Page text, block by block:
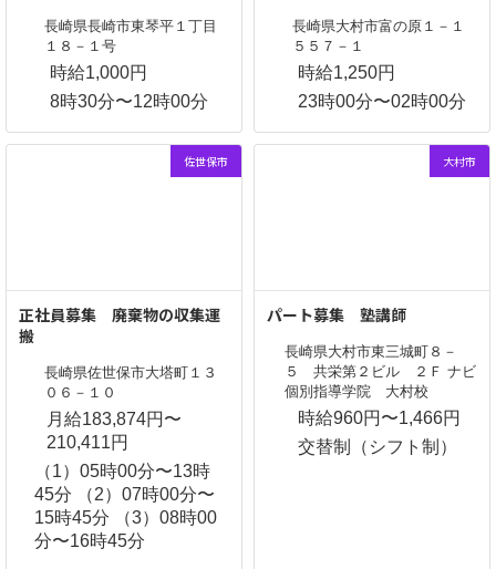
長崎県長崎市東琴平１丁目
１８－１号
時給1,000円
8時30分〜12時00分
長崎県大村市富の原１－１
５５７－１
時給1,250円
23時00分〜02時00分
佐世保市
正社員募集 廃棄物の収集運
搬
長崎県佐世保市大塔町１３
０６－１０
月給183,874円〜
210,411円
（1）05時00分〜13時
45分 （2）07時00分〜
15時45分 （3）08時00
分〜16時45分
大村市
パート募集 塾講師
長崎県大村市東三城町８－
５ 共栄第２ビル ２Ｆ ナビ
個別指導学院 大村校
時給960円〜1,466円
交替制（シフト制）